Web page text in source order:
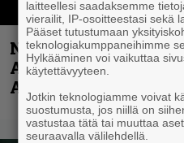
Näin lähtee Ghostin
Accept – menossa
Anthrax- ja Korn-
laitteellesi saadaksemme
vierailit, IP-osoitteestasi sekä
Pääset tutustumaan
teknologiakumppaneihimme
Hylkääminen voi vaikuttaa
käytettävyyteen.
Jotkin teknologiamme voivat
suostumusta, jos niillä on
vastustaa tätä tai muuttaa
seuraavalla välilehdellä.